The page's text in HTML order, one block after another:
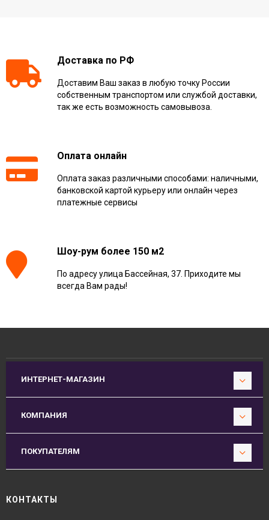
Доставка по РФ
Доставим Ваш заказ в любую точку России
собственным транспортом или службой доставки,
так же есть возможность самовывоза.
Оплата онлайн
Оплата заказ различными способами: наличными,
банковской картой курьеру или онлайн через
платежные сервисы
Шоу-рум более 150 м2
По адресу улица Бассейная, 37. Приходите мы
всегда Вам рады!
ИНТЕРНЕТ-МАГАЗИН
КОМПАНИЯ
ПОКУПАТЕЛЯМ
КОНТАКТЫ